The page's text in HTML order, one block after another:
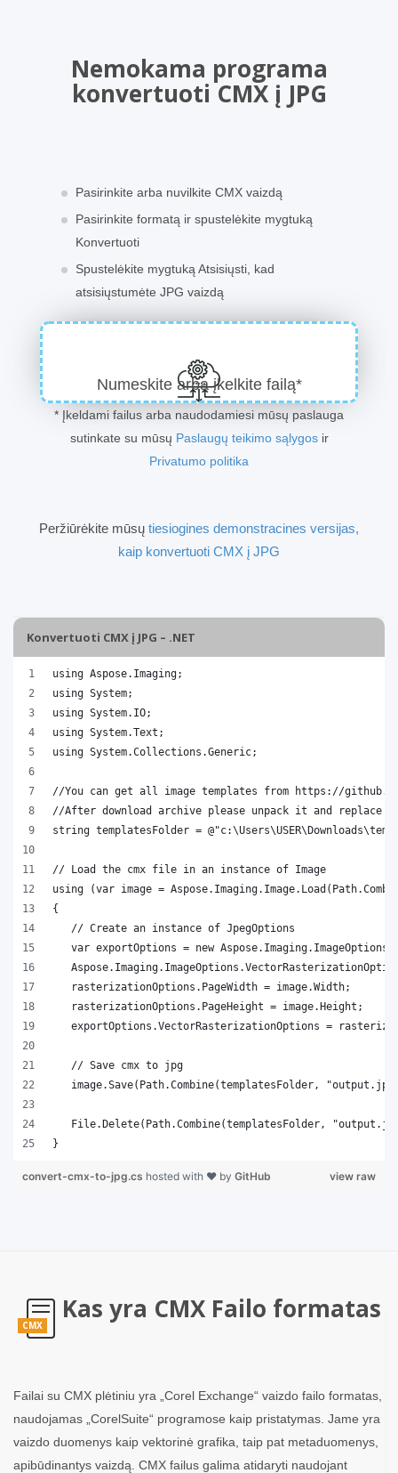
Nemokama programa
konvertuoti CMX į JPG
Pasirinkite arba nuvilkite CMX vaizdą
Pasirinkite formatą ir spustelėkite mygtuką
Konvertuoti
Spustelėkite mygtuką Atsisiųsti, kad
atsisiųstumėte JPG vaizdą
Numeskite arba įkelkite failą*
* Įkeldami failus arba naudodamiesi mūsų paslauga
sutinkate su mūsų Paslaugų teikimo sąlygosir
Privatumo politika
Peržiūrėkite mūsų tiesiogines demonstracines versijas,
kaip konvertuoti CMX į JPG
Konvertuoti CMX į JPG – .NET
}
view raw
convert-cmx-to-jpg.cs hosted with ❤ by GitHub
CMX
Kas yra CMX Failo formatas
Failai su CMX plėtiniu yra „Corel Exchange“ vaizdo failo formatas,
naudojamas „CorelSuite“ programose kaip pristatymas. Jame yra
vaizdo duomenys kaip vektorinė grafika, taip pat metaduomenys,
apibūdinantys vaizdą. CMX failus galima atidaryti naudojant